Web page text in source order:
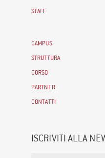
STAFF
CAMPUS
STRUTTURA
CORSO
PARTNER
CONTATTI
ISCRIVITI ALLA